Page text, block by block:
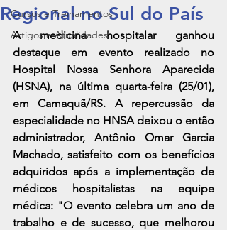
Cursos e Treinamentos
Artigos e Atualidades
Regional no Sul do País
A medicina hospitalar ganhou
destaque em evento realizado no
Hospital Nossa Senhora Aparecida
(HSNA), na última quarta-feira (25/01),
em Camaquã/RS. A repercussão da
especialidade no HNSA deixou o então
administrador, Antônio Omar Garcia
Machado, satisfeito com os benefícios
adquiridos após a implementação de
médicos hospitalistas na equipe
médica: "O evento celebra um ano de
trabalho e de sucesso, que melhorou